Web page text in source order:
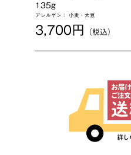
135g
アレルゲン： 小麦・大豆
3,700円 （税込）